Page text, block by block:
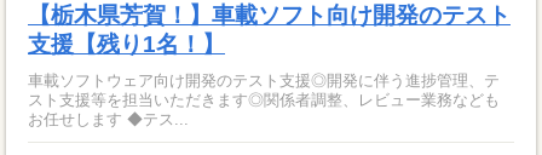
【栃木県芳賀！】車載ソフト向け開発のテスト
支援【残り1名！】
車載ソフトウェア向け開発のテスト支援◎開発に伴う進捗管理、テ
スト支援等を担当いただきます◎関係者調整、レビュー業務なども
お任せします ◆テス...